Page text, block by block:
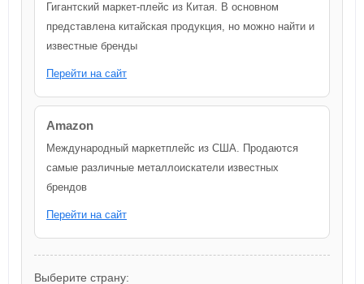
Гигантский маркет-плейс из Китая. В основном
представлена китайская продукция, но можно найти и
известные бренды
Перейти на сайт
Amazon
Международный маркетплейс из США. Продаются
самые различные металлоискатели известных
брендов
Перейти на сайт
Выберите страну: